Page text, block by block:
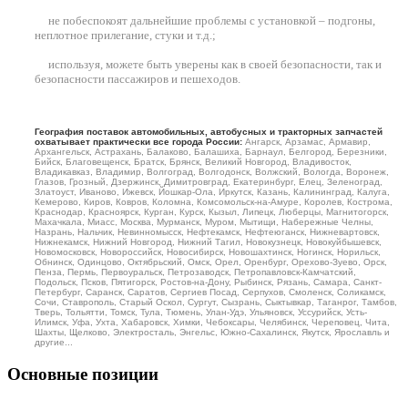
не побеспокоят дальнейшие проблемы с установкой – подгоны,
неплотное прилегание, стуки и т.д.;
используя, можете быть уверены как в своей безопасности, так и
безопасности пассажиров и пешеходов.
География поставок автомобильных, автобусных и тракторных запчастей
охватывает практически все города России: Ангарск, Арзамас, Армавир,
Архангельск, Астрахань, Балаково, Балашиха, Барнаул, Белгород, Березники,
Бийск, Благовещенск, Братск, Брянск, Великий Новгород, Владивосток,
Владикавказ, Владимир, Волгоград, Волгодонск, Волжский, Вологда, Воронеж,
Глазов, Грозный, Дзержинск, Димитровград, Екатеринбург, Елец, Зеленоград,
Златоуст, Иваново, Ижевск, Йошкар-Ола, Иркутск, Казань, Калининград, Калуга,
Кемерово, Киров, Ковров, Коломна, Комсомольск-на-Амуре, Королев, Кострома,
Краснодар, Красноярск, Курган, Курск, Кызыл, Липецк, Люберцы, Магнитогорск,
Махачкала, Миасс, Москва, Мурманск, Муром, Мытищи, Набережные Челны,
Назрань, Нальчик, Невинномысск, Нефтекамск, Нефтеюганск, Нижневартовск,
Нижнекамск, Нижний Новгород, Нижний Тагил, Новокузнецк, Новокуйбышевск,
Новомосковск, Новороссийск, Новосибирск, Новошахтинск, Ногинск, Норильск,
Обнинск, Одинцово, Октябрьский, Омск, Орел, Оренбург, Орехово-Зуево, Орск,
Пенза, Пермь, Первоуральск, Петрозаводск, Петропавловск-Камчатский,
Подольск, Псков, Пятигорск, Ростов-на-Дону, Рыбинск, Рязань, Самара, Санкт-
Петербург, Саранск, Саратов, Сергиев Посад, Серпухов, Смоленск, Соликамск,
Сочи, Ставрополь, Старый Оскол, Сургут, Сызрань, Сыктывкар, Таганрог, Тамбов,
Тверь, Тольятти, Томск, Тула, Тюмень, Улан-Удэ, Ульяновск, Уссурийск, Усть-
Илимск, Уфа, Ухта, Хабаровск, Химки, Чебоксары, Челябинск, Череповец, Чита,
Шахты, Щелково, Электросталь, Энгельс, Южно-Сахалинск, Якутск, Ярославль и
другие...
Основные позиции